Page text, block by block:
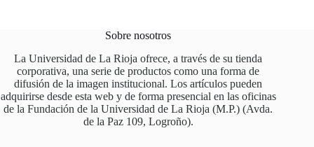
Sobre nosotros
La Universidad de La Rioja ofrece, a través de su tienda
corporativa, una serie de productos como una forma de
difusión de la imagen institucional. Los artículos pueden
adquirirse desde esta web y de forma presencial en las oficinas
de la Fundación de la Universidad de La Rioja (M.P.) (Avda.
de la Paz 109, Logroño).